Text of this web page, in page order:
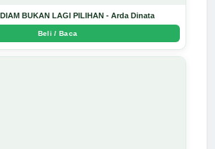
BUKAN LAGI PILIHAN - Arda Dinata
Beli / Baca